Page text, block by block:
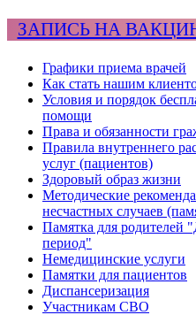
ЗАПИСЬ НА
Графики приема врачей
Как стать нашим
Условия и порядок
помощи
Права и обязанности
Правила внутреннего
услуг (пациентов)
Здоровый образ жизни
Методические
несчастных случаев
Памятка для родителей
период"
Немедицинские услуги
Памятки для пациентов
Диспансеризация
Участникам СВО